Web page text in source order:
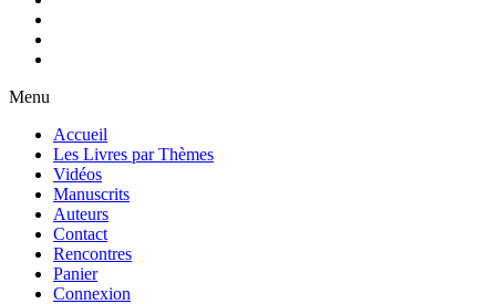
Menu
Accueil
Les Livres par Thèmes
Vidéos
Manuscrits
Auteurs
Contact
Rencontres
Panier
Connexion